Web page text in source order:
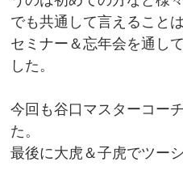
でも共通して言えること
セミナー＆忘年会を通し
した。
今回も谷口マスターコー
た。
最後に大虎＆子虎でツーシ